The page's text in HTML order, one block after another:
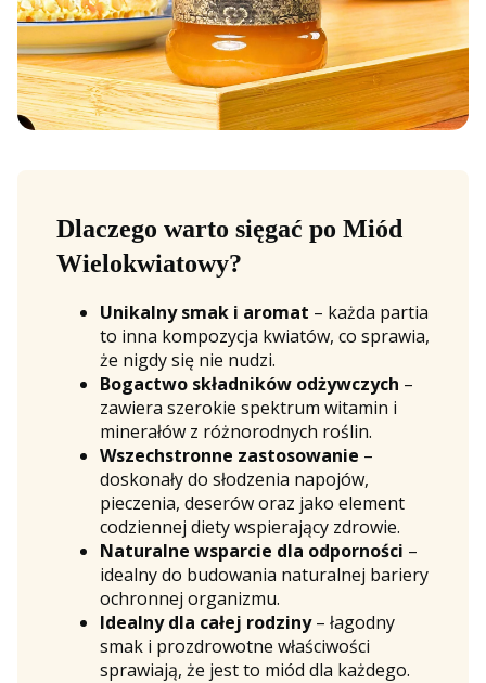
Dlaczego warto sięgać po Miód
Wielokwiatowy?
Unikalny smak i aromat – każda partia
to inna kompozycja kwiatów, co sprawia,
że nigdy się nie nudzi.
Bogactwo składników odżywczych –
zawiera szerokie spektrum witamin i
minerałów z różnorodnych roślin.
Wszechstronne zastosowanie –
doskonały do słodzenia napojów,
pieczenia, deserów oraz jako element
codziennej diety wspierający zdrowie.
Naturalne wsparcie dla odporności –
idealny do budowania naturalnej bariery
ochronnej organizmu.
Idealny dla całej rodziny– łagodny
smak i prozdrowotne właściwości
sprawiają, że jest to miód dla każdego.